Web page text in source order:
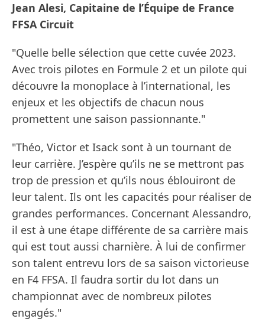
Jean Alesi, Capitaine de l’Équipe de France
FFSA Circuit
"Quelle belle sélection que cette cuvée 2023.
Avec trois pilotes en Formule 2 et un pilote qui
découvre la monoplace à l’international, les
enjeux et les objectifs de chacun nous
promettent une saison passionnante."
"Théo, Victor et Isack sont à un tournant de
leur carrière. J’espère qu’ils ne se mettront pas
trop de pression et qu’ils nous éblouiront de
leur talent. Ils ont les capacités pour réaliser de
grandes performances. Concernant Alessandro,
il est à une étape différente de sa carrière mais
qui est tout aussi charnière. À lui de confirmer
son talent entrevu lors de sa saison victorieuse
en F4 FFSA. Il faudra sortir du lot dans un
championnat avec de nombreux pilotes
engagés."